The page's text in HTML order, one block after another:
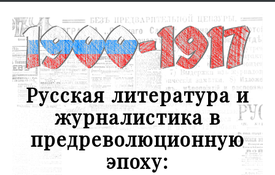
Русская литература и
журналистика в
предреволюционную
эпоху: